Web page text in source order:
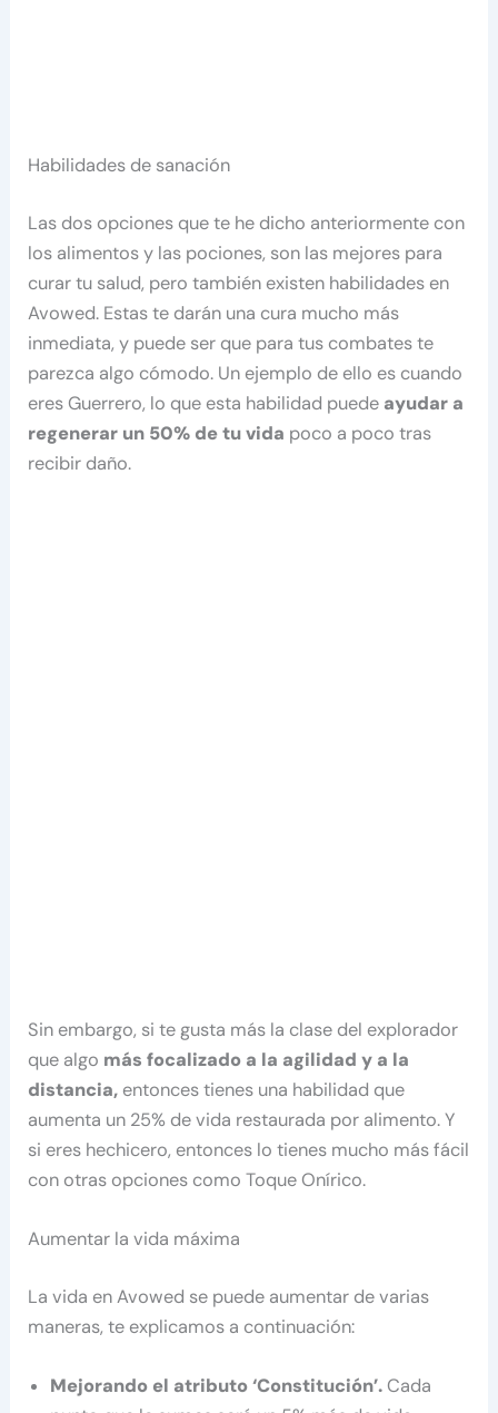
Habilidades de sanación
Las dos opciones que te he dicho anteriormente con
los alimentos y las pociones, son las mejores para
curar tu salud, pero también existen habilidades en
Avowed. Estas te darán una cura mucho más
inmediata, y puede ser que para tus combates te
parezca algo cómodo. Un ejemplo de ello es cuando
eres Guerrero, lo que esta habilidad puede ayudar a
regenerar un 50% de tu vida poco a poco tras
recibir daño.
Sin embargo, si te gusta más la clase del explorador
que algo más focalizado a la agilidad y a la
distancia, entonces tienes una habilidad que
aumenta un 25% de vida restaurada por alimento. Y
si eres hechicero, entonces lo tienes mucho más fácil
con otras opciones como Toque Onírico.
Aumentar la vida máxima
La vida en Avowed se puede aumentar de varias
maneras, te explicamos a continuación:
Mejorando el atributo ‘Constitución’.Cada